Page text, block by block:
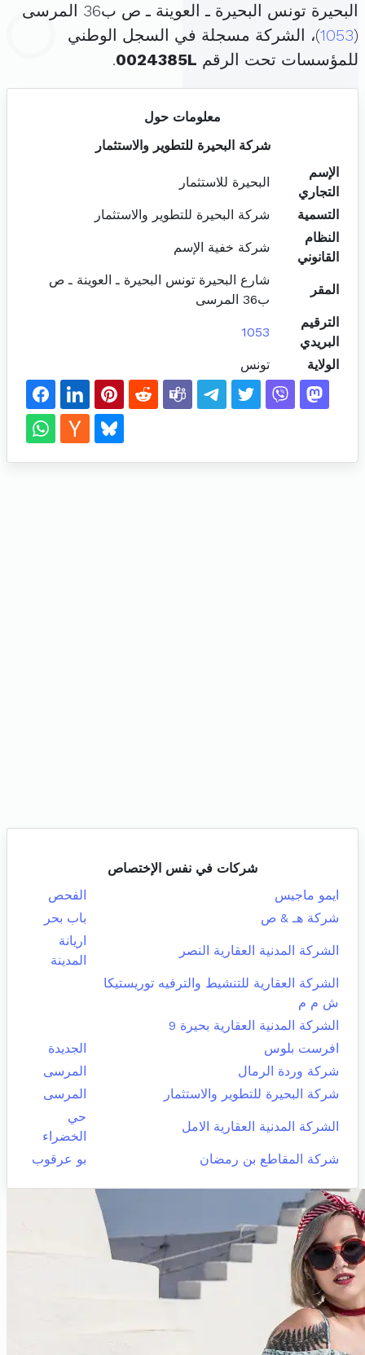
البحيرة تونس البحيرة ـ العوينة ـ ص ب36 المرسى
(
1053)، الشركة مسجلة في السجل الوطني
للمؤسسات تحت الرقم 0024385L
.
معلومات حول
شركة البحيرة للتطوير والاستثمار
الإسم
التجاري
البحيرة للاستثمار
التسمية
شركة البحيرة للتطوير والاستثمار
النظام
القانوني
شركة خفية الإسم
المقر
شارع البحيرة تونس البحيرة ـ العوينة ـ ص
ب36 المرسى
الترقيم
البريدي
1053
الولاية تونس
شركات في نفس الإختصاص
ايمو ماجيس
الفحص
شركة هـ & ص
باب بحر
الشركة المدنية العقارية النصر
اريانة
المدينة
الشركة العقارية للتنشيط والترفيه توريستيكا
ش م م
الشركة المدنية العقارية بحيرة 9
افرست بلوس
الجديدة
شركة وردة الرمال
المرسى
شركة البحيرة للتطوير والاستثمار
المرسى
الشركة المدنية العقارية الامل
حي
الخضراء
شركة المقاطع بن رمضان
بو عرقوب